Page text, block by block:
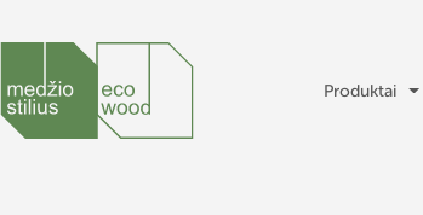
Produktai